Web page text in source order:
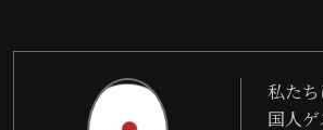
私た
国人